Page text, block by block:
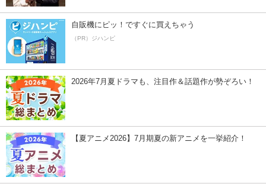
自販機にピッ！ですぐに買えちゃう
（PR）ジハンピ
2026年7月夏ドラマも、注目作＆話題作が勢ぞろい！
【夏アニメ2026】7月期夏の新アニメを一挙紹介！